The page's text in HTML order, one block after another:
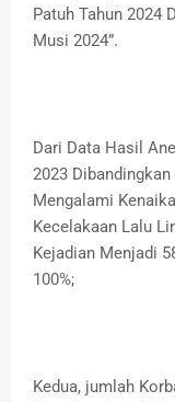
Patuh Tahun 2024
Musi 2024”.
Dari Data Hasil
2023
Mengalami
Kecelakaan Lalu
Kejadian Menjadi
100%;
Kedua, jumlah